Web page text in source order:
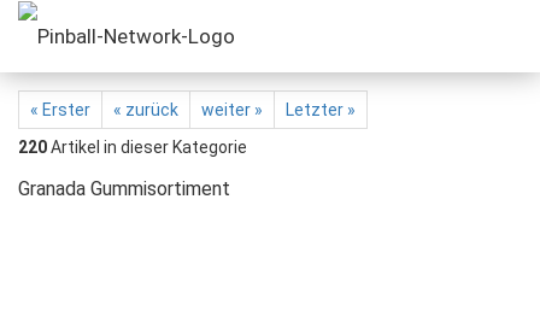
« Erster « zurück weiter »
Letzter »
220Artikel in dieser Kategorie
Granada Gummisortiment